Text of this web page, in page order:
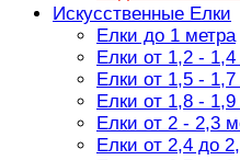
Искусственные Елки
Елки до 1 метра
Елки от 1,2 -
Елки от 1,5 -
Елки от 1,8 -
Елки от 2 - 2,3
Елки от 2,4 до